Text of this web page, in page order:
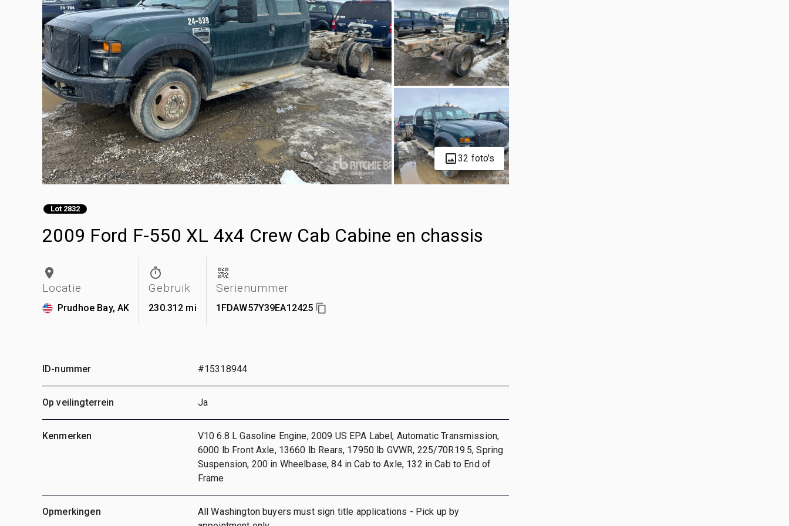
32 foto's
Lot 2832
2009 Ford F-550 XL 4x4 Crew Cab Cabine en chassis
Locatie
Prudhoe Bay, AK
Gebruik
230.312 mi
Serienummer
1FDAW57Y39EA12425
ID-nummer #15318944
Op veilingterrein Ja
Kenmerken
V10 6.8 L Gasoline Engine, 2009 US EPA Label, Automatic Transmission,
6000 lb Front Axle, 13660 lb Rears, 17950 lb GVWR, 225/70R19.5, Spring
Suspension, 200 in Wheelbase, 84 in Cab to Axle, 132 in Cab to End of
Frame
Opmerkingen
All Washington buyers must sign title applications - Pick up by